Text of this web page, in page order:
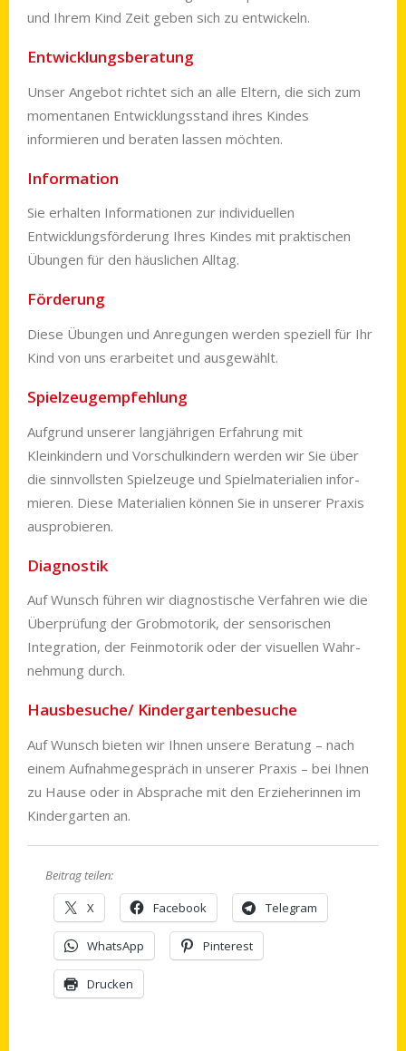
und Ihrem Kind Zeit geben sich zu entwickeln.
Entwicklungsberatung
Unser Angebot richtet sich an alle Eltern, die sich zum
momentanen Ent­wick­lungs­stand ihres Kindes
informieren und beraten lassen möchten.
Information
Sie erhalten Informationen zur individuellen
Entwicklungsförderung Ihres Kindes mit praktischen
Übungen für den häuslichen Alltag.
Förderung
Diese Übungen und Anregungen werden speziell für Ihr
Kind von uns erarbeitet und ausgewählt.
Spielzeugempfehlung
Aufgrund unserer langjährigen Erfahrung mit
Kleinkindern und Vorschulkindern werden wir Sie über
die sinnvollsten Spielzeuge und Spielmaterialien infor­
mie­ren. Diese Materialien können Sie in unserer Praxis
ausprobieren.
Diagnostik
Auf Wunsch führen wir diagnostische Verfahren wie die
Überprüfung der Grob­moto­rik, der sensorischen
Integration, der Feinmotorik oder der visuellen Wahr­
nehmung durch.
Hausbesuche/ Kindergartenbesuche
Auf Wunsch bieten wir Ihnen unsere Beratung – nach
einem Aufnahmegespräch in unserer Praxis – bei Ihnen
zu Hause oder in Absprache mit den Erzieherinnen im
Kindergarten an.
Beitrag teilen:
X
Facebook Telegram
WhatsApp Pinterest
Drucken